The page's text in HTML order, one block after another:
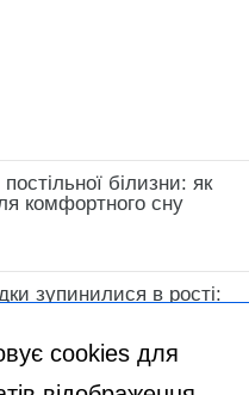
білизни: як
комфортного сну
зупинилися в рості:
cookies для